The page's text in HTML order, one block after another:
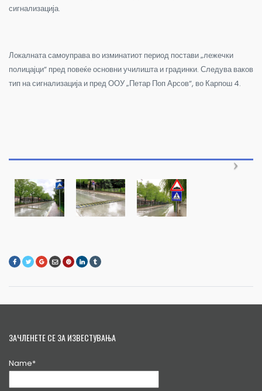
сигнализација.
Локалната самоуправа во изминатиот период постави „лежечки
полицајци“ пред повеќе основни училишта и градинки. Следува ваков
тип на сигнализација и пред ООУ „Петар Поп Арсов“, во Карпош 4.
ЗАЧЛЕНЕТЕ СЕ ЗА ИЗВЕСТУВАЊА
Name*